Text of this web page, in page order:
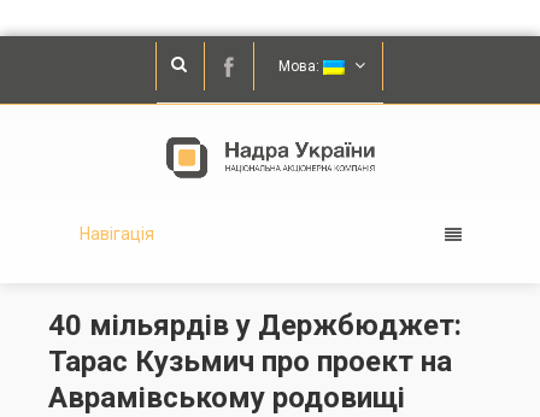
Мова:
Навігація
40 мільярдів у Держбюджет:
Тарас Кузьмич про проект на
Аврамівському родовищі